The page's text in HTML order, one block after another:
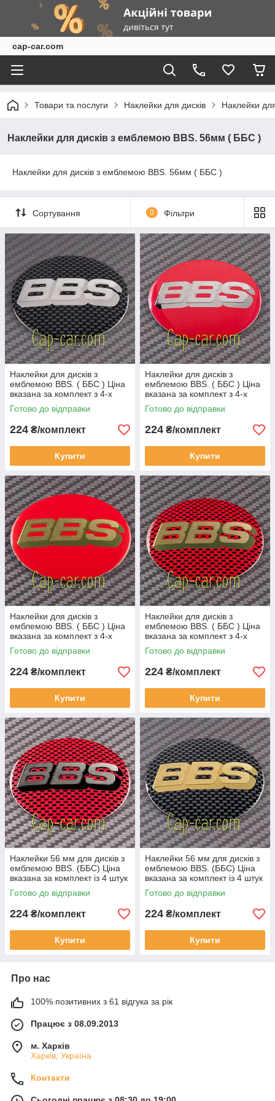
cap-car.com
Товари та послуги Наклейки для дисків Наклейки
Наклейки для дисків з емблемою BBS. 56мм ( ББС )
Наклейки для дисків з емблемою BBS. 56мм ( ББС )
Сортування 0 Фільтри
Наклейки для дисків з
емблемою BBS. ( ББС ) Ціна
вказана за комплект з 4-х
штук
Готово до відправки
224 ₴/комплект
Купити
Наклейки для дисків з
емблемою BBS. ( ББС ) Ціна
вказана за комплект з 4-х
штук
Готово до відправки
224 ₴/комплект
Купити
Наклейки для дисків з
емблемою BBS. ( ББС ) Ціна
вказана за комплект з 4-х
штук
Готово до відправки
224 ₴/комплект
Купити
Наклейки для дисків з
емблемою BBS. ( ББС ) Ціна
вказана за комплект з 4-х
штук
Готово до відправки
224 ₴/комплект
Купити
Наклейки 56 мм для дисків з
емблемою BBS. (ББС) Ціна
вказана за комплект із 4 штук
Готово до відправки
224 ₴/комплект
Купити
Наклейки 56 мм для дисків з
емблемою BBS. (ББС) Ціна
вказана за комплект із 4 штук
Готово до відправки
224 ₴/комплект
Купити
Про нас
100% позитивних з 61 відгука за рік
Працює з 08.09.2013
м. Харків
Харків, Україна
Контакти